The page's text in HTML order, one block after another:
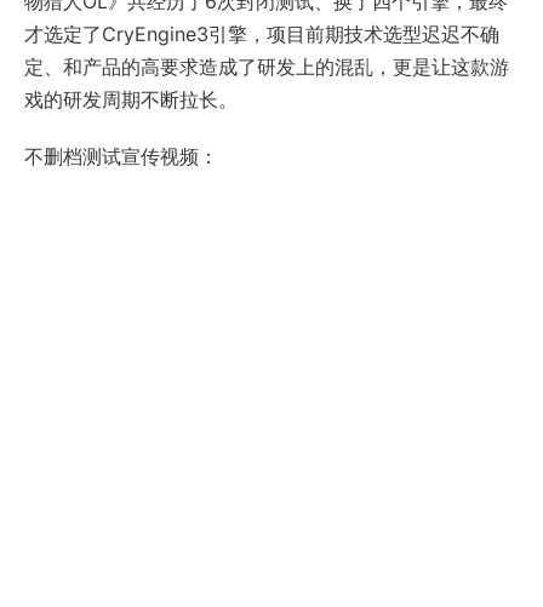
才选定了CryEngine3引擎，项目前期技术选型迟迟不确
定、和产品的高要求造成了研发上的混乱，更是让这款游
戏的研发周期不断拉长。
不删档测试宣传视频：